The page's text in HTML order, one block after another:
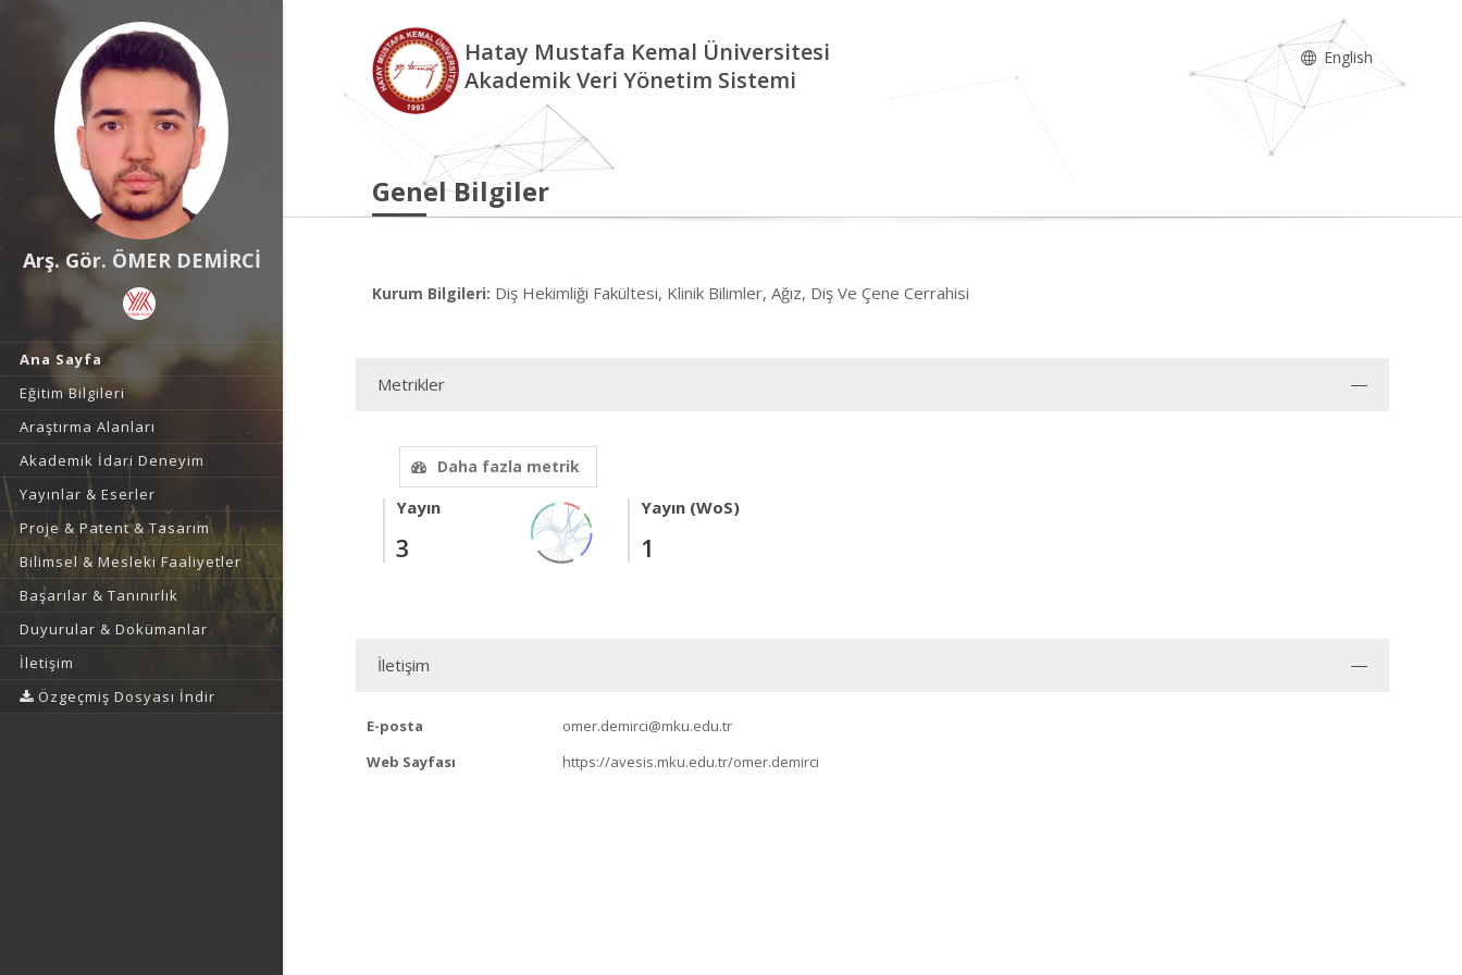
Arş. Gör. ÖMER DEMİRCİ
Ana Sayfa
Eğitim Bilgileri
Araştırma Alanları
Akademik İdari Deneyim
Yayınlar & Eserler
Proje & Patent & Tasarım
Bilimsel & Mesleki Faaliyetler
Başarılar & Tanınırlık
Duyurular & Dokümanlar
İletişim
Özgeçmiş Dosyası İndir
Hatay Mustafa Kemal Üniversitesi
Akademik Veri Yönetim Sistemi
English
Genel Bilgiler
Kurum Bilgileri: Diş Hekimliği Fakültesi, Klinik Bilimler, Ağız, Diş Ve Çene Cerrahisi
Metrikler
Daha fazla metrik
Yayın
3
Yayın (WoS)
1
İletişim
E-posta
omer.demirci@mku.edu.tr
Web Sayfası
https://avesis.mku.edu.tr/omer.demirci